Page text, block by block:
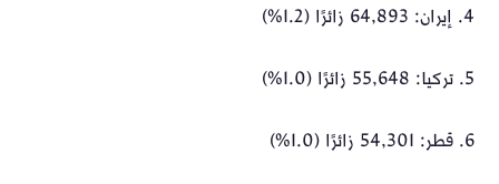
4. إيران: 64,893 زائرًا (1.2%)
5. تركيا: 55,648 زائرًا (1.0%)
6. قطر: 54,301 زائرًا (1.0%)